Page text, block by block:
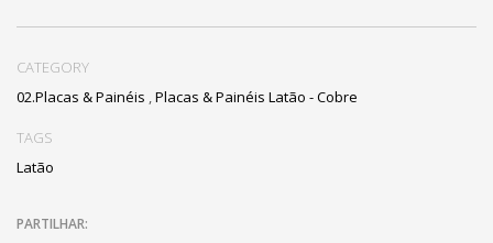
CATEGORY
02.Placas & Painéis ,Placas & Painéis Latão - Cobre
TAGS
Latão